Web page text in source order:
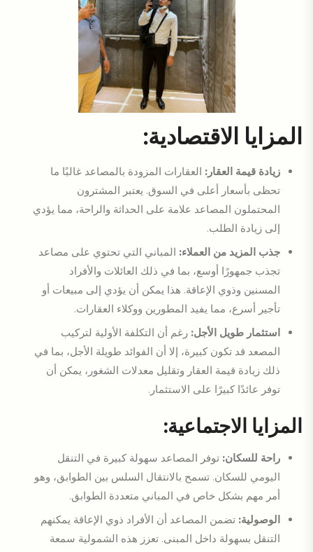
المزايا الاقتصادية:
زيادة قيمة العقار: العقارات المزودة بالمصاعد غالبًا ما
تحظى بأسعار أعلى في السوق. يعتبر المشترون
المحتملون المصاعد علامة على الحداثة والراحة، مما يؤدي
إلى زيادة الطلب.
جذب المزيد من العملاء: المباني التي تحتوي على مصاعد
تجذب جمهورًا أوسع، بما في ذلك العائلات والأفراد
المسنين وذوي الإعاقة. هذا يمكن أن يؤدي إلى مبيعات أو
تأجير أسرع، مما يفيد المطورين ووكلاء العقارات.
استثمار طويل الأجل: رغم أن التكلفة الأولية لتركيب
المصعد قد تكون كبيرة، إلا أن الفوائد طويلة الأجل، بما في
ذلك زيادة قيمة العقار وتقليل معدلات الشغور، يمكن أن
توفر عائدًا كبيرًا على الاستثمار.
المزايا الاجتماعية:
راحة للسكان: توفر المصاعد سهولة كبيرة في التنقل
اليومي للسكان. تسمح بالانتقال السلس بين الطوابق، وهو
أمر مهم بشكل خاص في المباني متعددة الطوابق.
الوصولية: تضمن المصاعد أن الأفراد ذوي الإعاقة يمكنهم
التنقل بسهولة داخل المبنى. تعزز هذه الشمولية سمعة